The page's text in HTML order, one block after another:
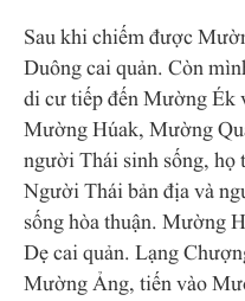
Sau khi chiếm được
Duông cai quản. Còn
di cư tiếp đến Mường Ék
Mường Húak, Mường
người Thái sinh sống,
Người Thái bản địa và
sống hòa thuận. Mường
Dẹ cai quản. Lạng
Mường Ảng, tiến vào